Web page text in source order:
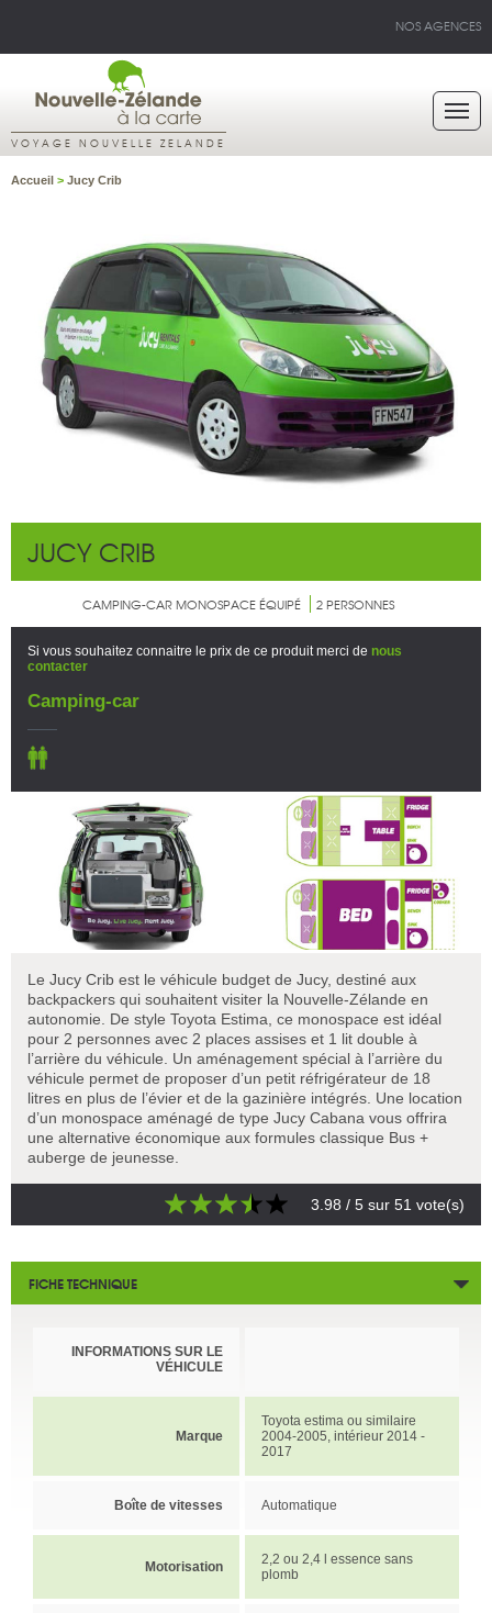
NOS AGENCES
VOYAGE NOUVELLE ZELANDE
Accueil > Jucy Crib
JUCY CRIB
CAMPING-CAR MONOSPACE ÉQUIPÉ 2 PERSONNES
Si vous souhaitez connaitre le prix de ce produit merci de nous
contacter
Camping-car
Le Jucy Crib est le véhicule budget de Jucy, destiné aux
backpackers qui souhaitent visiter la Nouvelle-Zélande en
autonomie. De style Toyota Estima, ce monospace est idéal
pour 2 personnes avec 2 places assises et 1 lit double à
l’arrière du véhicule. Un aménagement spécial à l’arrière du
véhicule permet de proposer d’un petit réfrigérateur de 18
litres en plus de l’évier et de la gazinière intégrés. Une location
d’un monospace aménagé de type Jucy Cabana vous offrira
une alternative économique aux formules classique Bus +
auberge de jeunesse.
3.98 / 5 sur 51 vote(s)
FICHE TECHNIQUE
INFORMATIONS SUR LE
VÉHICULE
Marque
Toyota estima ou similaire
2004-2005, intérieur 2014 -
2017
Boîte de vitesses Automatique
Motorisation
2,2 ou 2,4 l essence sans
plomb